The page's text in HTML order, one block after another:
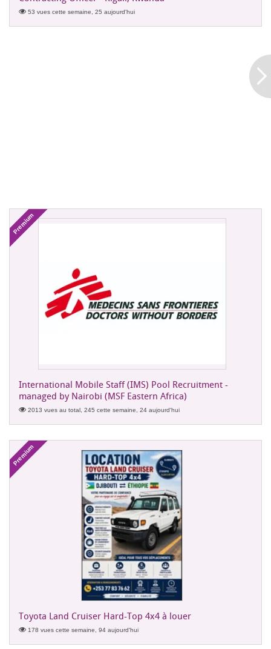
53 vues cette semaine, 25 aujourd'hui
Premium
International Mobile Staff (IMS) Pool Recruitment -
managed by Nairobi (MSF Eastern Africa)
2013 vues au total, 245 cette semaine, 24 aujourd'hui
Premium
Toyota Land Cruiser Hard-Top 4x4 à louer
178 vues cette semaine, 94 aujourd'hui